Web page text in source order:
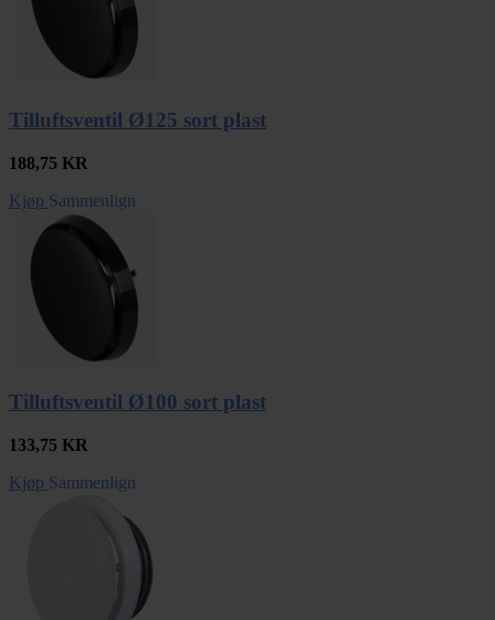
Tilluftsventil Ø125 sort plast
188,75 KR
Kjøp Sammenlign
Tilluftsventil Ø100 sort plast
133,75 KR
Kjøp Sammenlign